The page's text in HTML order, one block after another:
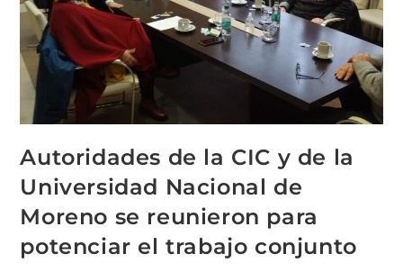
Autoridades de la CIC y de la
Universidad Nacional de
Moreno se reunieron para
potenciar el trabajo conjunto